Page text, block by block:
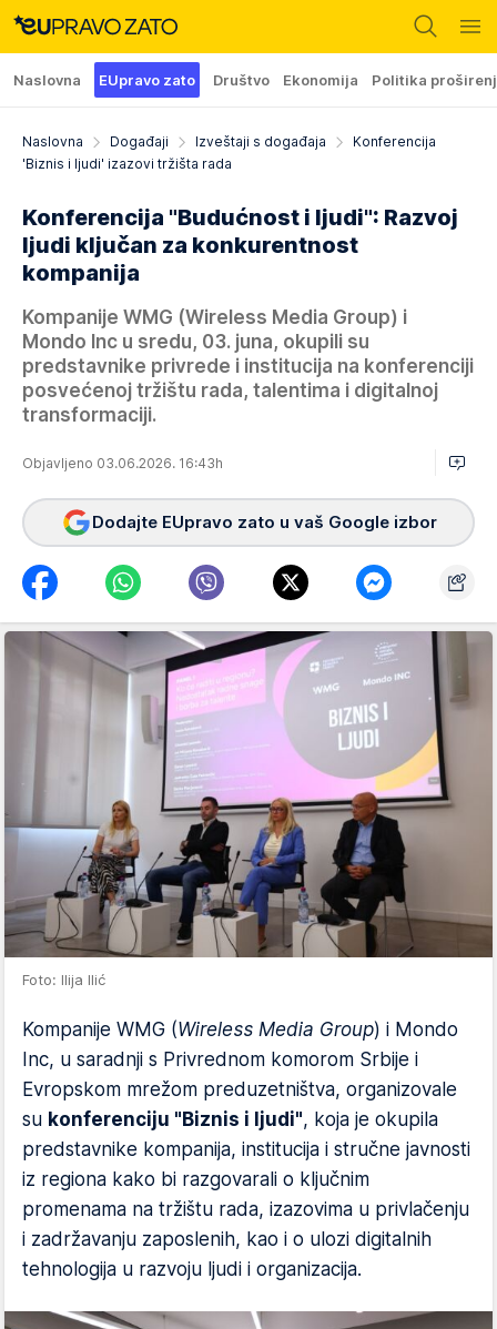
Naslovna EUpravo zato Društvo Ekonomija Politika
Naslovna Događaji Izveštaji s događaja
Konferencija
'Biznis i ljudi' izazovi tržišta rada
Konferencija "Budućnost i ljudi": Razvoj
ljudi ključan za konkurentnost
kompanija
Kompanije WMG (Wireless Media Group) i
Mondo Inc u sredu, 03. juna, okupili su
predstavnike privrede i institucija na konferenciji
posvećenoj tržištu rada, talentima i digitalnoj
transformaciji.
Objavljeno 03.06.2026. 16:43h
Dodajte EUpravo zato u vaš Google izbor
Foto: Ilija Ilić
Kompanije WMG (Wireless Media Group) i Mondo
Inc, u saradnji s Privrednom komorom Srbije i
Evropskom mrežom preduzetništva, organizovale
su konferenciju "Biznis i ljudi", koja je okupila
predstavnike kompanija, institucija i stručne javnosti
iz regiona kako bi razgovarali o ključnim
promenama na tržištu rada, izazovima u privlačenju
i zadržavanju zaposlenih, kao i o ulozi digitalnih
tehnologija u razvoju ljudi i organizacija.